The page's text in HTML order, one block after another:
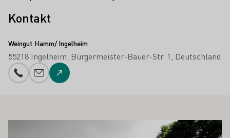
Kontakt
Weingut Hamm/ Ingelheim
55218 Ingelheim Bürgermeister-Bauer-Str. 1
Deutschland
Telefonnummer
E-Mail-Adresse
Zur Website
INTERESSIEREN